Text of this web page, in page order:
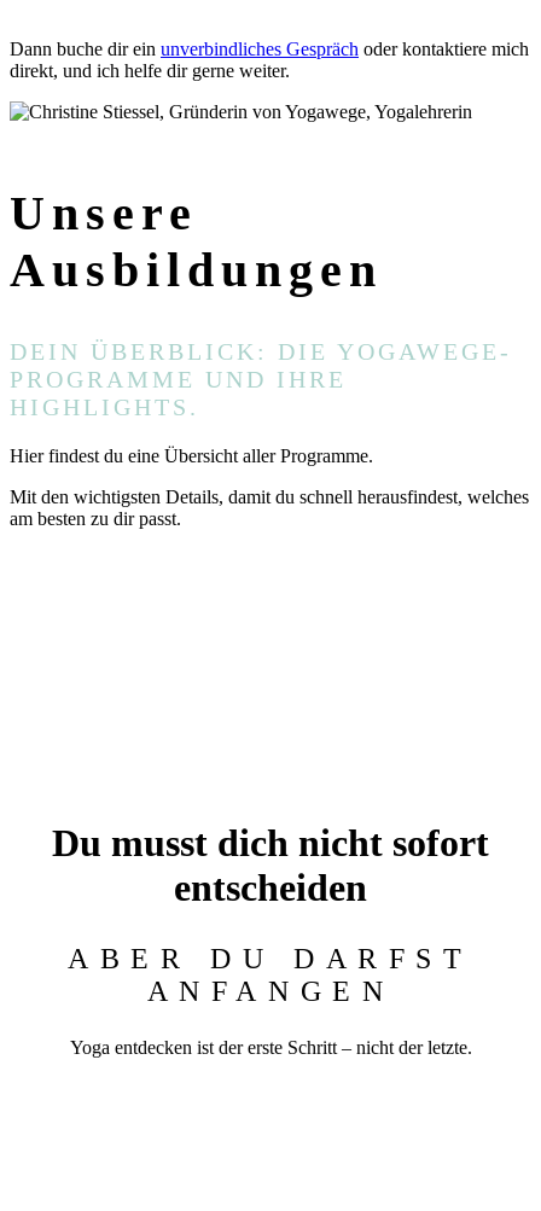
Dann buche dir ein unverbindliches Gespräch oder kontaktiere mich
direkt, und ich helfe dir gerne weiter.
Unsere
Ausbildungen
DEIN ÜBERBLICK: DIE YOGAWEGE-
PROGRAMME UND IHRE
HIGHLIGHTS.
Hier findest du eine Übersicht aller Programme.
Mit den wichtigsten Details, damit du schnell herausfindest, welches
am besten zu dir passt.
Du musst dich nicht sofort
entscheiden
ABER DU DARFST
ANFANGEN
Yoga entdecken ist der erste Schritt – nicht der letzte.